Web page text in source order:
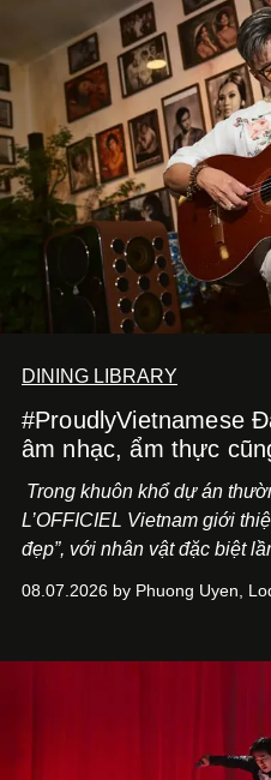
DINING LIBRARY
#ProudlyVietnamese
âm nhạc, ẩm thực
Trong khuôn khổ dự án
L’OFFICIEL Vietnam giới
đẹp”, với nhân vật đặc biệt
Cà Phê Cà Pháo mang dấu
08.07.2026 by Phuong Uyen,